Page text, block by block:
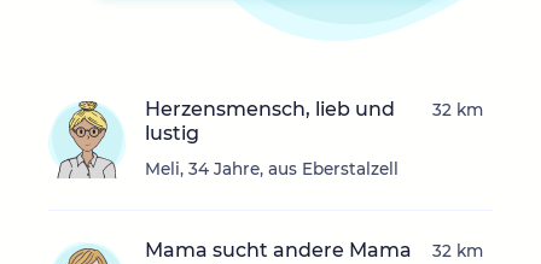
Herzensmensch, lieb und
lustig
Meli, 34 Jahre, aus Eberstalzell
32 km
Mama sucht andere Mama
32 km